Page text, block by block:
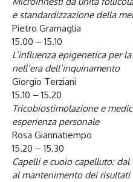
e standardizzazione della
Pietro Gramaglia
15.00 – 15.10
L’influenza epigenetica per
nell’era dell’inquinamento
Giorgio Terziani
15.10 – 15.20
Tricobiostimolazione e
esperienza personale
Rosa Giannatiempo
15.20 – 15.30
Capelli e cuoio capelluto:
al mantenimento dei risultati